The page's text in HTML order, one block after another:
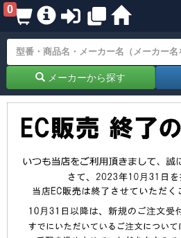
0
メーカーから探す